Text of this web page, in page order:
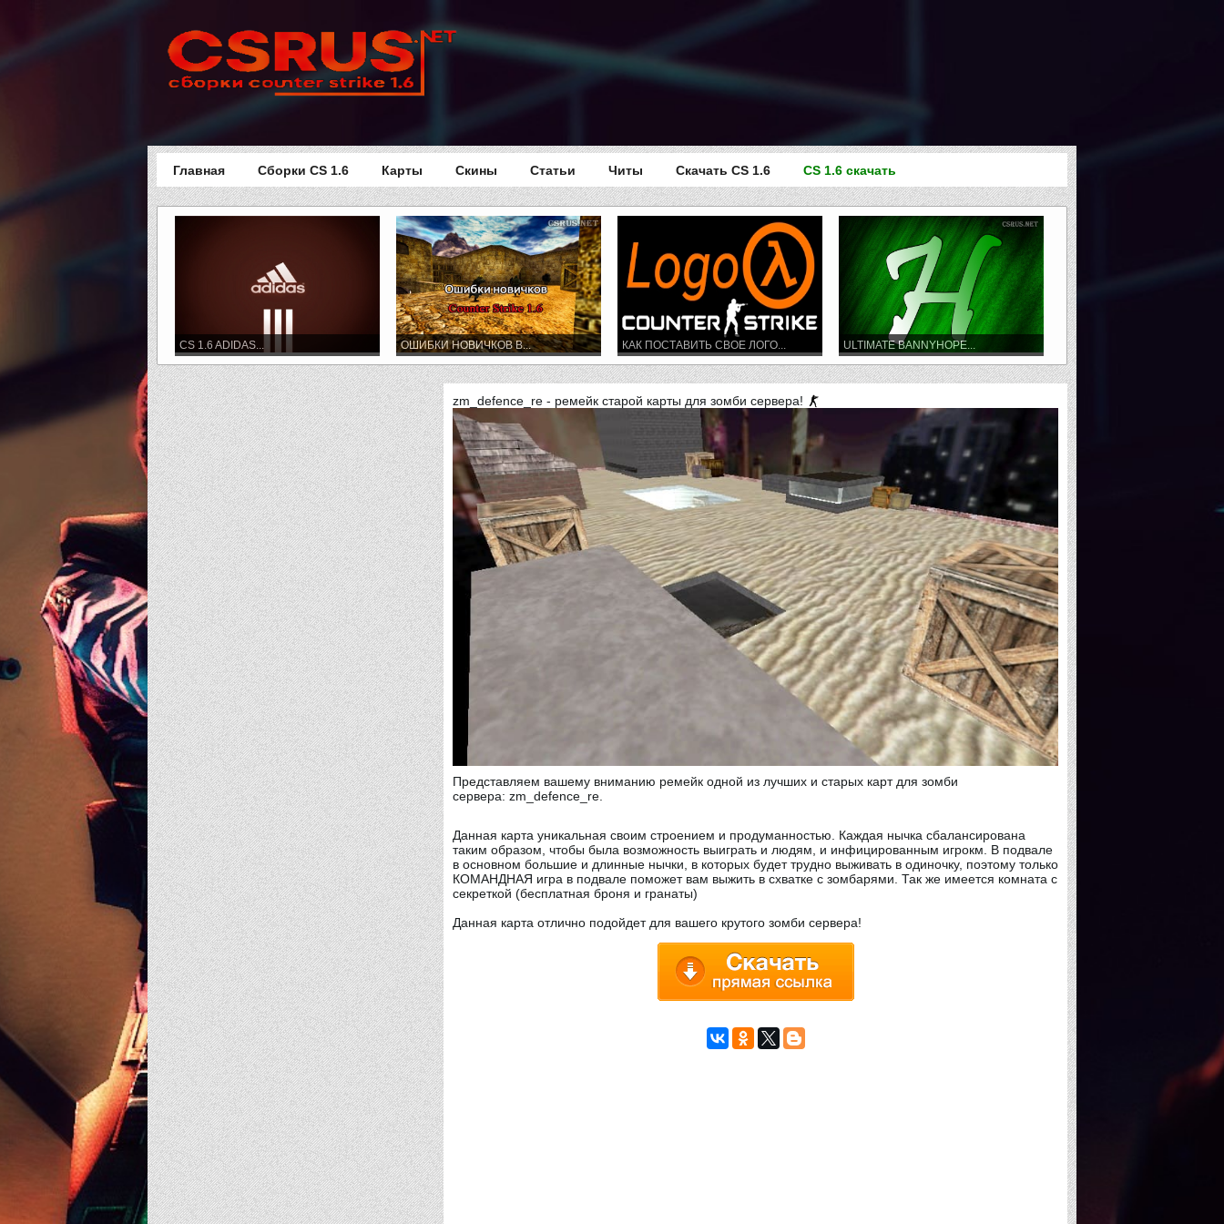
Главная Сборки CS 1.6 Карты Скины Статьи Читы Скачать CS 1.6 CS 1.6 скачать
CS 1.6 ADIDAS... ОШИБКИ НОВИЧКОВ В... КАК ПОСТАВИТЬ СВОЕ ЛОГО... ULTIMATE BANNYHOPE...
zm_defence_re - ремейк старой карты для зомби сервера!
Представляем вашему вниманию ремейк одной из лучших и старых карт для зомби
сервера: zm_defence_re.
Данная карта уникальная своим строением и продуманностью. Каждая нычка сбалансирована
таким образом, чтобы была возможность выиграть и людям, и инфицированным игрокм. В подвале
в основном большие и длинные нычки, в которых будет трудно выживать в одиночку, поэтому только
КОМАНДНАЯ игра в подвале поможет вам выжить в схватке с зомбарями. Так же имеется комната с
секреткой (бесплатная броня и гранаты)
Данная карта отлично подойдет для вашего крутого зомби сервера!